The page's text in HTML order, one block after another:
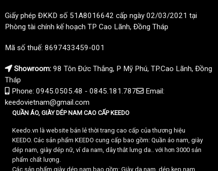
Giấy phép ĐKKD số 51A8016642 cấp ngày 02/03/2021 tại
Phòng tài chính kế hoạch TP Cao Lãnh, Đồng Tháp
Mã số thuế: 8697433459-001
Showroom: 98 Tôn Đức Thắng, P Mỹ Phú, TP.Cao Lãnh, Đồng
Tháp
Phone: 0945.0505.48 - 0845.181.787
Email:
keedovietnam@gmail.com
QUẦN ÁO, GIÀY DÉP NAM CAO CẤP KEEDO
Keedo.vn là website bán lẻ thời trang cao cấp của thương hiệu
KEEDO. Các sản phẩm KEEDO cung cấp bao gồm: Quần áo nam, giày
dép nam, giày dép nữ, ví da nam, dây thắt lưng da.. với hơn 3000 sản
phẩm chất lượng.
Các sản phẩm giày dép nam bao gồm: Giày da nam, dép kẹp nam,